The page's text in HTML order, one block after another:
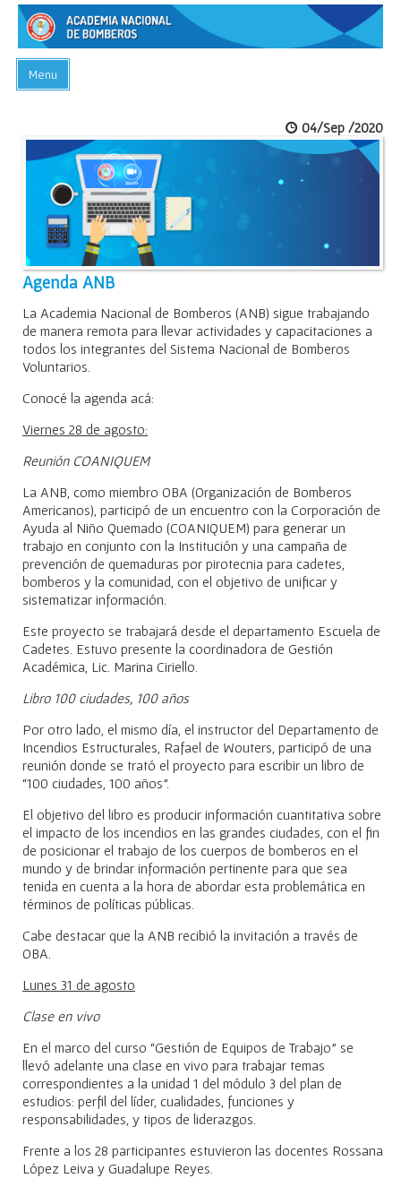
Menu
ACADEMIA
PREGUNTAS FRECUENTES
BIBLIOTECA
EVENTOS
CONTACTO
04/Sep /2020
Agenda ANB
La Academia Nacional de Bomberos (ANB) sigue trabajando
de manera remota para llevar actividades y capacitaciones a
todos los integrantes del Sistema Nacional de Bomberos
Voluntarios.
Conocé la agenda acá:
Viernes 28 de agosto:
Reunión COANIQUEM
La ANB, como miembro OBA (Organización de Bomberos
Americanos), participó de un encuentro con la Corporación de
Ayuda al Niño Quemado (COANIQUEM) para generar un
trabajo en conjunto con la Institución y una campaña de
prevención de quemaduras por pirotecnia para cadetes,
bomberos y la comunidad, con el objetivo de unificar y
sistematizar información.
Este proyecto se trabajará desde el departamento Escuela de
Cadetes. Estuvo presente la coordinadora de Gestión
Académica, Lic. Marina Ciriello.
Libro 100 ciudades, 100 años
Por otro lado, el mismo día, el instructor del Departamento de
Incendios Estructurales, Rafael de Wouters, participó de una
reunión donde se trató el proyecto para escribir un libro de
“100 ciudades, 100 años”.
El objetivo del libro es producir información cuantitativa sobre
el impacto de los incendios en las grandes ciudades, con el fin
de posicionar el trabajo de los cuerpos de bomberos en el
mundo y de brindar información pertinente para que sea
tenida en cuenta a la hora de abordar esta problemática en
términos de políticas públicas.
Cabe destacar que la ANB recibió la invitación a través de
OBA.
Lunes 31 de agosto
Clase en vivo
En el marco del curso “Gestión de Equipos de Trabajo” se
llevó adelante una clase en vivo para trabajar temas
correspondientes a la unidad 1 del módulo 3 del plan de
estudios: perfil del líder, cualidades, funciones y
responsabilidades, y tipos de liderazgos.
Frente a los 28 participantes estuvieron las docentes Rossana
López Leiva y Guadalupe Reyes.